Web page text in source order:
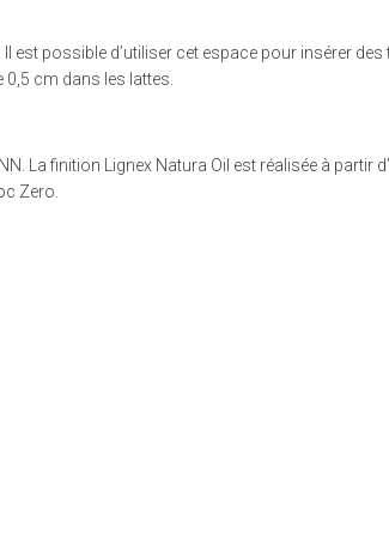
est possible d’utiliser cet espace pour insérer
cm dans les lattes.
La finition Lignex Natura Oil est réalisée à partir
Zero.